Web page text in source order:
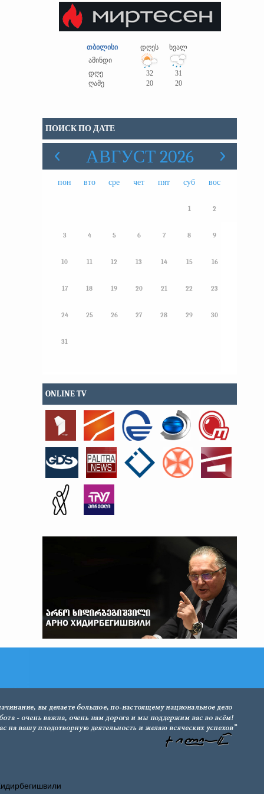
თბილისი დღეს
ხვალ
ამინდი
დღე
32
31
ღამე
20 20
ПОИСК ПО ДАТЕ
АВГУСТ 2026
пон вто сре чет пят суб вос
1 2
3 4 5 6 7 8 9
10 11 12 13 14 15 16
17 18 19 20 21 22 23
24 25 26 27 28 29 30
31
ONLINE TV